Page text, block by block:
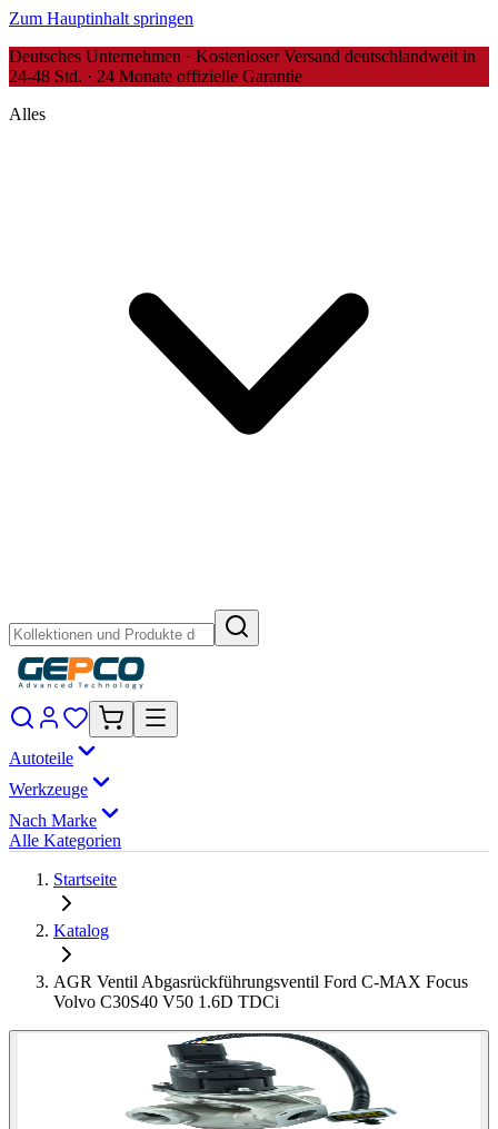
Zum Hauptinhalt springen
Deutsches Unternehmen · Kostenloser Versand deutschlandweit in
24-48 Std. · 24 Monate offizielle Garantie
Alles
Autoteile
Werkzeuge
Nach Marke
Alle Kategorien
Startseite
Katalog
AGR Ventil Abgasrückführungsventil Ford C-MAX Focus
Volvo C30S40 V50 1.6D TDCi